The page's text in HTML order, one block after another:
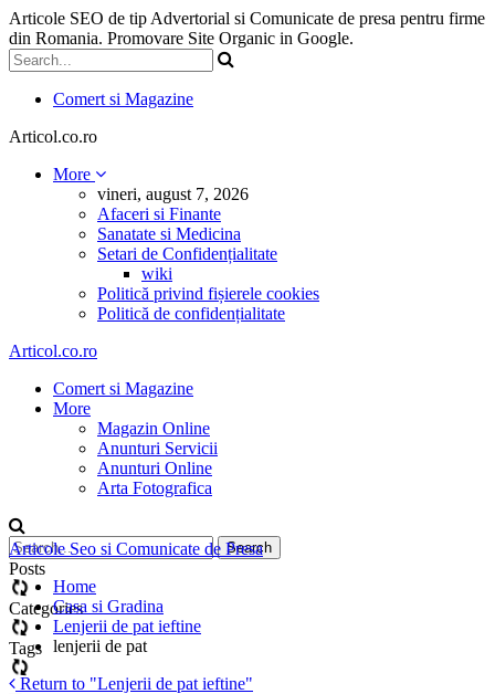
Articole SEO de tip Advertorial si Comunicate de presa pentru firme
din Romania. Promovare Site Organic in Google.
Comert si Magazine
Articol.co.ro
More
vineri, august 7, 2026
Afaceri si Finante
Sanatate si Medicina
Setari de Confidențialitate
wiki
Politică privind fișierele cookies
Politică de confidențialitate
Articol.co.ro
Comert si Magazine
More
Magazin Online
Anunturi Servicii
Anunturi Online
Arta Fotografica
Posts
Categories
Tags
Articole Seo si Comunicate de Presa
Home
Casa si Gradina
Lenjerii de pat ieftine
lenjerii de pat
Return to "Lenjerii de pat ieftine"